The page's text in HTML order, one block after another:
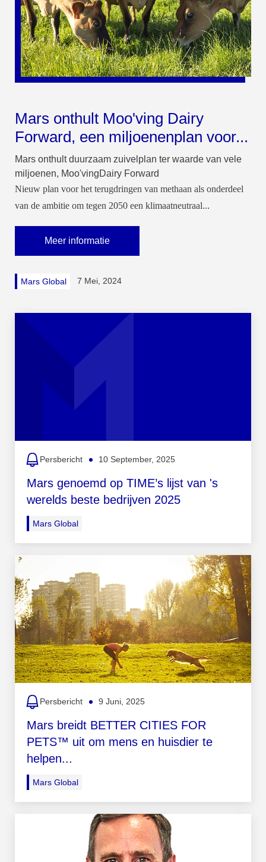
Mars onthult Moo'ving Dairy
Forward, een miljoenenplan voor...
Mars onthult duurzaam zuivelplan ter waarde van vele
miljoenen, Moo'vingDairy Forward
Nieuw plan voor het terugdringen van methaan als onderdeel
van de ambitie om tegen 2050 een klimaatneutraal...
Meer informatie
Mars Global 7 Mei, 2024
Persbericht 10 September, 2025
Mars genoemd op TIME’s lijst van 's
werelds beste bedrijven 2025
Mars Global
Persbericht 9 Juni, 2025
Mars breidt BETTER CITIES FOR
PETS™ uit om mens en huisdier te
helpen...
Mars Global